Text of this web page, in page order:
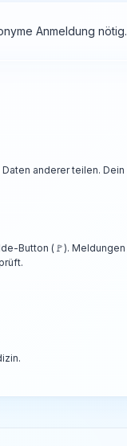
Anmeldung nötig.
anderer teilen. Dein
Button (🚩). Meldungen